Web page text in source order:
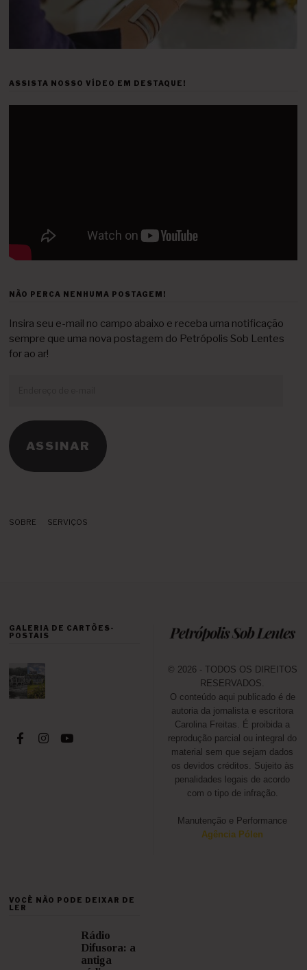
ASSISTA NOSSO VÍDEO EM DESTAQUE!
NÃO PERCA NENHUMA POSTAGEM!
Insira seu e-mail no campo abaixo e receba uma notificação
sempre que uma nova postagem do Petrópolis Sob Lentes
for ao ar!
mail
ASSINAR
SOBRE SERVIÇOS
GALERIA DE CARTÕES-
POSTAIS
© 2026 - TODOS OS DIREITOS
RESERVADOS.
O conteúdo aqui publicado é de
autoria da jornalista e escritora
Carolina Freitas. É proibida a
reprodução parcial ou integral do
material sem que sejam dados
os devidos créditos. Sujeito às
penalidades legais de acordo
com o tipo de infração.
Manutenção e Performance
Agência Pólen
VOCÊ NÃO PODE DEIXAR DE
LER
Rádio
Difusora: a
antiga